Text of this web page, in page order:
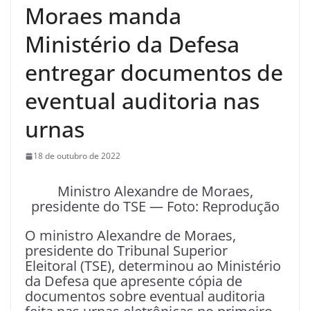
Moraes manda
Ministério da Defesa
entregar documentos de
eventual auditoria nas
urnas
18 de outubro de 2022
Ministro Alexandre de Moraes,
presidente do TSE — Foto: Reprodução
O ministro Alexandre de Moraes,
presidente do Tribunal Superior
Eleitoral (TSE), determinou ao Ministério
da Defesa que apresente cópia de
documentos sobre eventual auditoria